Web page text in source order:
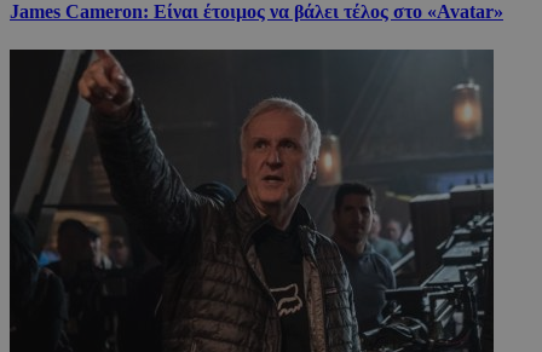
James Cameron: Είναι έτοιμος να βάλει τέλος στο «Avatar»